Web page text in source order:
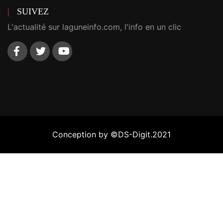
SUIVEZ
L'actualité sur laguneinfo.com, l'info en un clic
Conception by ©DS-Digit.2021